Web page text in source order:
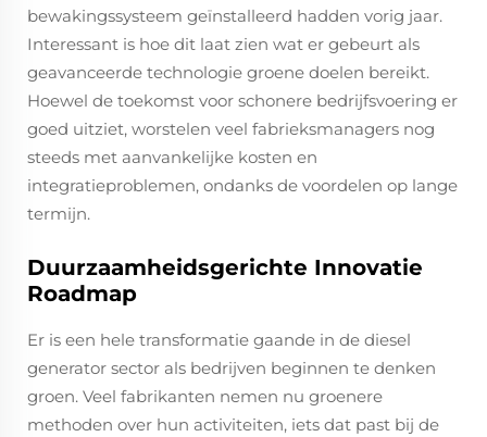
bewakingssysteem geïnstalleerd hadden vorig jaar.
Interessant is hoe dit laat zien wat er gebeurt als
geavanceerde technologie groene doelen bereikt.
Hoewel de toekomst voor schonere bedrijfsvoering er
goed uitziet, worstelen veel fabrieksmanagers nog
steeds met aanvankelijke kosten en
integratieproblemen, ondanks de voordelen op lange
termijn.
Duurzaamheidsgerichte Innovatie
Roadmap
Er is een hele transformatie gaande in de diesel
generator sector als bedrijven beginnen te denken
groen. Veel fabrikanten nemen nu groenere
methoden over hun activiteiten, iets dat past bij de